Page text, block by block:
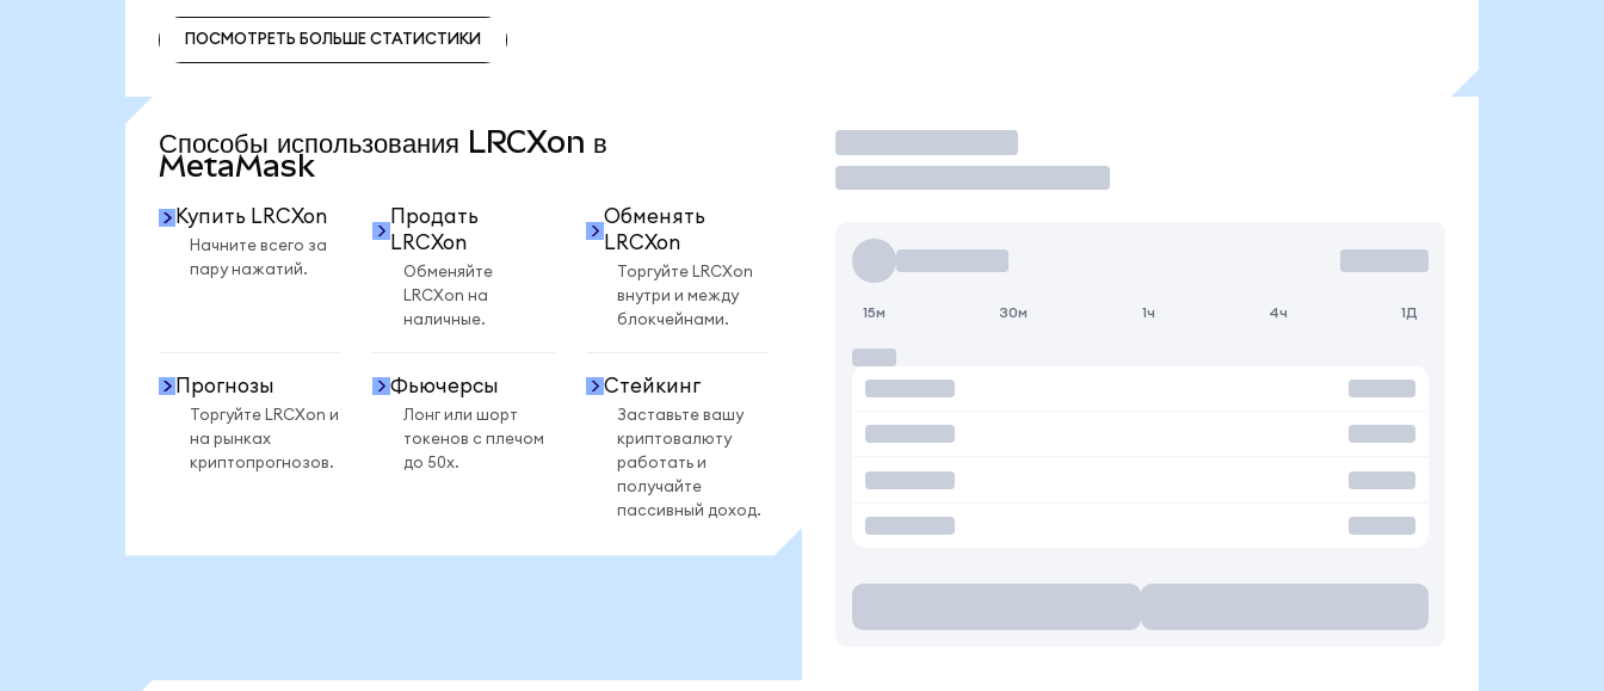
ПОСМОТРЕТЬ БОЛЬШЕ СТАТИСТИКИ
Способы использования LRCXon в
MetaMask
Купить LRCXon
Начните всего за
пару нажатий.
Продать
LRCXon
Обменяйте
LRCXon на
наличные.
Обменять
LRCXon
Торгуйте LRCXon
внутри и между
блокчейнами.
Прогнозы
Торгуйте LRCXon и
на рынках
криптопрогнозов.
Фьючерсы
Лонг или шорт
токенов с плечом
до 50x.
Стейкинг
Заставьте вашу
криптовалюту
работать и
получайте
пассивный доход.
Торговать
15м 30м 1ч 4ч 1Д